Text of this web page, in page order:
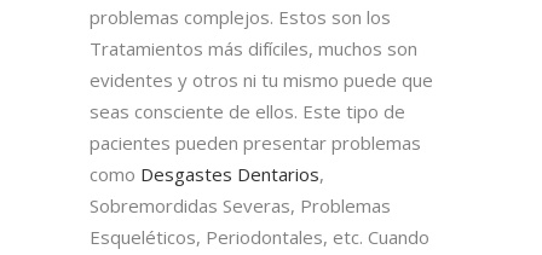
problemas complejos. Estos son los
Tratamientos más difíciles, muchos son
evidentes y otros ni tu mismo puede que
seas consciente de ellos. Este tipo de
pacientes pueden presentar problemas
como Desgastes Dentarios,
Sobremordidas Severas, Problemas
Esqueléticos, Periodontales, etc. Cuando